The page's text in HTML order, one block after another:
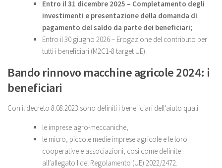
Entro il 31 dicembre 2025 – Completamento degli
investimenti e presentazione della domanda di
pagamento del saldo da parte dei beneficiari;
Entro il 30 giugno 2026 – Erogazione del contributo per
tutti i beneficiari (M2C1-8 target UE).
Bando rinnovo macchine agricole 2024: i
beneficiari
Con il decreto 8.08.2023 sono definiti i beneficiari dell'aiuto quali:
le imprese agro-meccaniche,
le micro, piccole medie imprese agricole e le loro
cooperative e associazioni, così come definite
all’allegato I del Regolamento (UE) 2022/2472.